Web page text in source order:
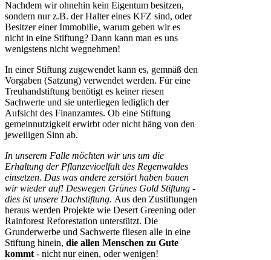
Nachdem wir ohnehin kein Eigentum besitzen,
sondern nur z.B. der Halter eines KFZ sind, oder
Besitzer einer Immobilie, warum geben wir es
nicht in eine Stiftung? Dann kann man es uns
wenigstens nicht wegnehmen!
In einer Stiftung zugewendet kann es, gemnäß den
Vorgaben (Satzung) verwendet werden. Für eine
Treuhandstiftung benötigt es keiner riesen
Sachwerte und sie unterliegen lediglich der
Aufsicht des Finanzamtes. Ob eine Stiftung
gemeinnutzigkeit erwirbt oder nicht häng von den
jeweiligen Sinn ab.
In unserem Falle möchten wir uns um die
Erhaltung der Pflanzevioelfalt des Regenwaldes
einsetzen. Das was andere zerstört haben bauen
wir wieder auf! Deswegen Grünes Gold Stiftung -
dies ist unsere Dachstiftung. Aus den Zustiftungen
heraus werden Projekte wie Desert Greening oder
Rainforest Reforestation unterstützt. Die
Grunderwerbe und Sachwerte fliesen alle in eine
Stiftung hinein, die allen Menschen zu Gute
kommt - nicht nur einen, oder wenigen!